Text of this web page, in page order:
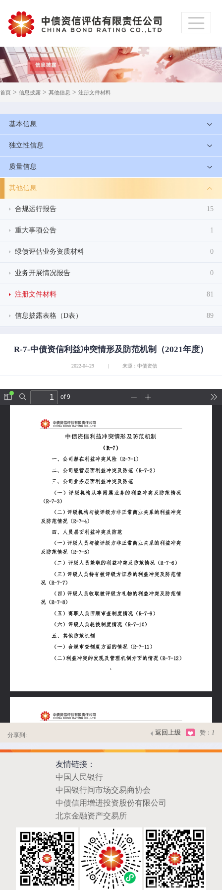
首页 > 信息披露 > 其他信息 > 注册文件材料
基本信息
独立性信息
质量信息
其他信息
合规运行报告 15
重大事项公告 1
绿债评估业务资质材料 0
业务开展情况报告 0
注册文件材料 81
信息披露表格（D表） 89
R-7-中债资信利益冲突情形及防范机制（2021年度）
2022-04-29 | 来源：中债资信
分享到: 返回上级 赞： 1
友情链接：
中国人民银行
中国银行间市场交易商协会
中债信用增进投资股份有限公司
北京金融资产交易所